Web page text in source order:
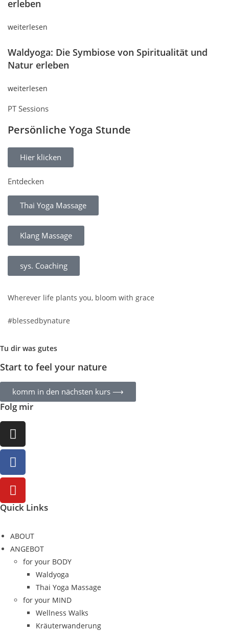
erleben
weiterlesen
Waldyoga: Die Symbiose von Spiritualität und
Natur erleben
weiterlesen
PT Sessions
Persönliche Yoga Stunde
Hier klicken
Entdecken
Thai Yoga Massage
Klang Massage
sys. Coaching
Wherever life plants you, bloom with grace
#blessedbynature
Tu dir was gutes
Start to feel your nature
komm in den nächsten kurs ⟶
Folg mir
Quick Links
ABOUT
ANGEBOT
for your BODY
Waldyoga
Thai Yoga Massage
for your MIND
Wellness Walks
Kräuterwanderung